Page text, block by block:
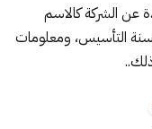
الشركة كالاسم
وسنة التأسيس، ومعلومات